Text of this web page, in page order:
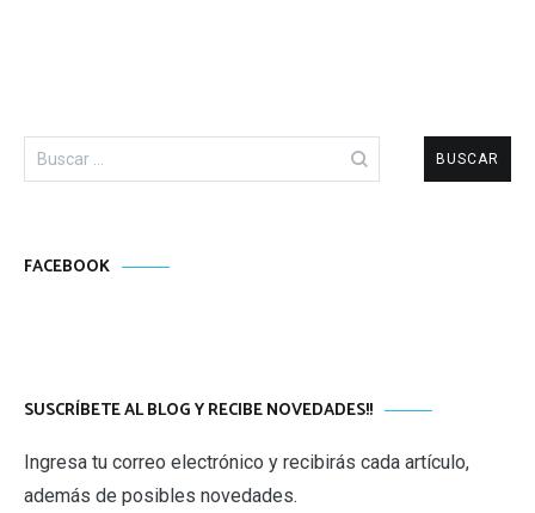
Buscar:
FACEBOOK
SUSCRÍBETE AL BLOG Y RECIBE NOVEDADES!!
Ingresa tu correo electrónico y recibirás cada artículo,
además de posibles novedades.